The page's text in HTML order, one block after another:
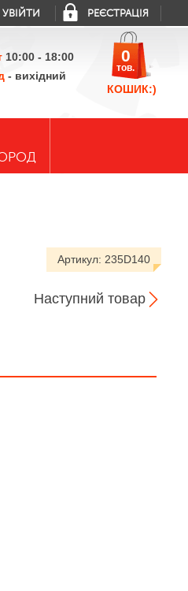
УВІЙТИ РЕЄСТРАЦІЯ
10:00 - 18:00
- вихідний
КОШИК:)
0
тов.
Артикул: 235D140
Наступний товар